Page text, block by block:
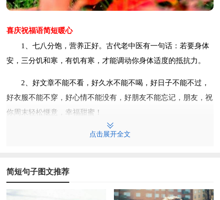
喜庆祝福语简短暖心
1、七八分饱，营养正好。古代老中医有一句话：若要身体
安，三分饥和寒，有饥有寒，才能调动你身体适度的抵抗力。
2、好文章不能不看，好久水不能不喝，好日子不能不过，
好衣服不能不穿，好心情不能没有，好朋友不能忘记，朋友，祝
你周末轻松惬意，幸福甜蜜！
3、你不懂我，我不怪你。点击展开全文
简短句子图文推荐